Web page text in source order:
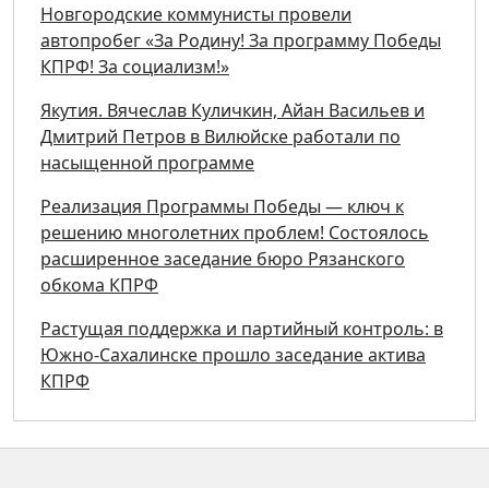
Новгородские коммунисты провели
автопробег «За Родину! За программу Победы
КПРФ! За социализм!»
Якутия. Вячеслав Куличкин, Айан Васильев и
Дмитрий Петров в Вилюйске работали по
насыщенной программе
Реализация Программы Победы — ключ к
решению многолетних проблем! Состоялось
расширенное заседание бюро Рязанского
обкома КПРФ
Растущая поддержка и партийный контроль: в
Южно-Сахалинске прошло заседание актива
КПРФ